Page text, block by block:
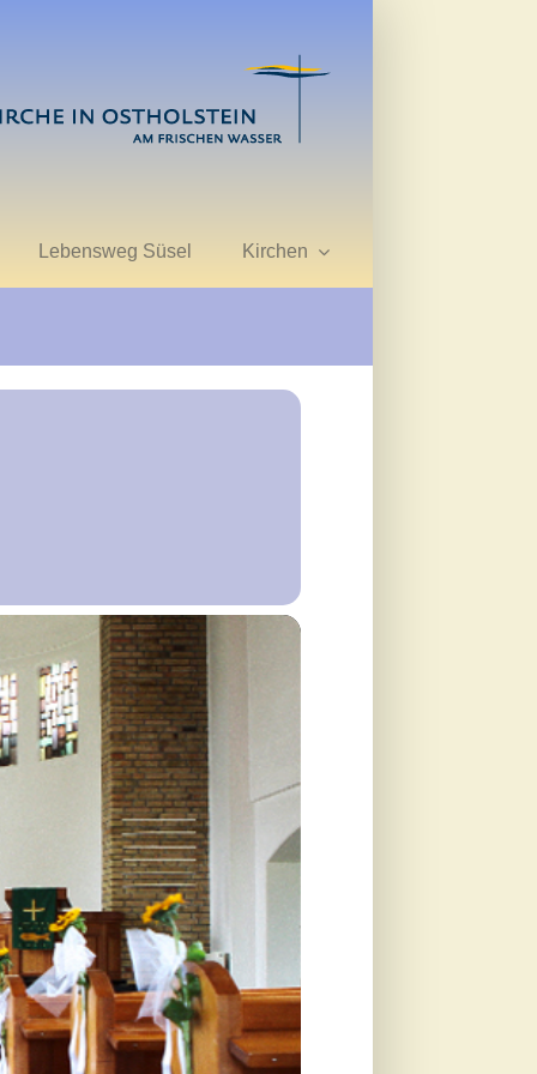
Lebensweg Süsel Kirchen